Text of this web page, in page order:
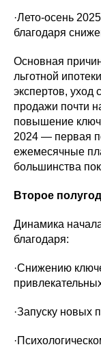
·Лето-осень
благодаря
Основная
льготной
экспертов, уход
продажи почти
повышение
2024 — первая
ежемесячные
большинства
Второе
Динамика
благодаря:
·Снижению
·Запуску новых